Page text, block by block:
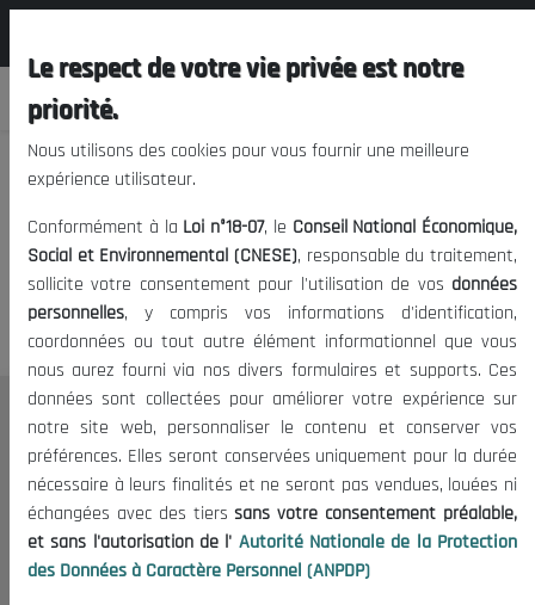
Nous vous prions de nous
excuser, mais l'accès à ce
contenu est restreint.
Le CNESE
A Propos
Le président
Organisation
Publications
Le respect de votre vie privée est notre
priorité.
Nous utilisons des cookies pour vous fournir une meilleure
expérience utilisateur.
Conformément à la Loi n°18-07, le Conseil National Économique,
Social et Environnemental (CNESE), responsable du traitement,
sollicite votre consentement pour l'utilisation de vos données
personnelles, y compris vos informations d'identification,
coordonnées ou tout autre élément informationnel que vous
nous aurez fourni via nos divers formulaires et supports. Ces
données sont collectées pour améliorer votre expérience sur
notre site web, personnaliser le contenu et conserver vos
préférences. Elles seront conservées uniquement pour la durée
nécessaire à leurs finalités et ne seront pas vendues, louées ni
échangées avec des tierssans votre consentement préalable,
et sans l'autorisation de l' Autorité Nationale de la Protection
des Données à Caractère Personnel (ANPDP)